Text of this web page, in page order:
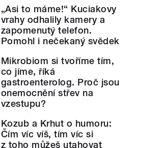
„Asi to máme!“ Kuciakovy
vrahy odhalily kamery a
zapomenutý telefon.
Pomohl i nečekaný svědek
Mikrobiom si tvoříme tím,
co jíme, říká
gastroenterolog. Proč jsou
onemocnění střev na
vzestupu?
Kozub a Krhut o humoru:
Čím víc víš, tím víc si
z toho můžeš utahovat